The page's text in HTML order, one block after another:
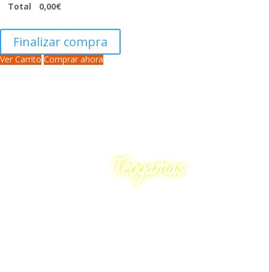
Total
0,00€
Finalizar compra
Ver Carrito Comprar ahora
Teogamas